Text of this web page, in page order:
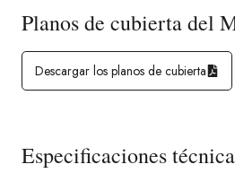
Planos de cubierta del
Descargar los planos de cubierta
Especificaciones